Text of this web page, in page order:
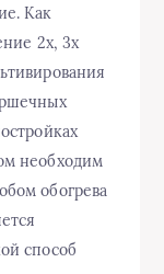
Как
2х, 3х
необходим
обогрева
способ